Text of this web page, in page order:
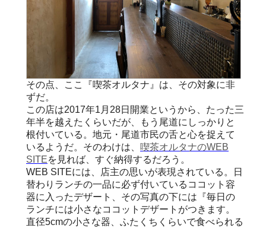
その点、ここ『喫茶オルタナ』は、その対象に非
ずだ。
この店は2017年1月28日開業というから、たった三
年半を越えたくらいだが、もう尾道にしっかりと
根付いている。地元・尾道市民の舌と心を捉えて
いるようだ。そのわけは、 喫茶オルタナのWEB
SITEを見れば、すぐ納得するだろう。
WEB SITEには、店主の思いが表現されている。日
替わりランチの一品に必ず付いているココット容
器に入ったデザート、その写真の下には『毎日の
ランチには小さなココットデザートがつきます。
直径5cmの小さな器、ふたくちくらいで食べられる